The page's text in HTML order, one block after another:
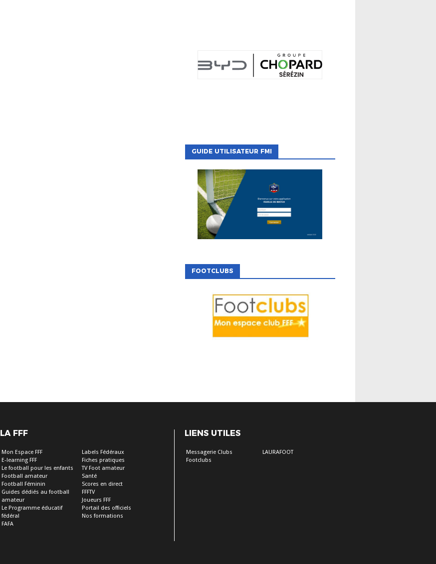
GUIDE UTILISATEUR FMI
FOOTCLUBS
LA FFF
Mon Espace FFF
E-learning FFF
Le football pour les enfants
Football amateur
Football Féminin
Guides dédiés au football
amateur
Le Programme éducatif
fédéral
FAFA
Labels Fédéraux
Fiches pratiques
TV Foot amateur
Santé
Scores en direct
FFFTV
Joueurs FFF
Portail des officiels
Nos formations
LIENS UTILES
Messagerie Clubs
Footclubs
LAURAFOOT